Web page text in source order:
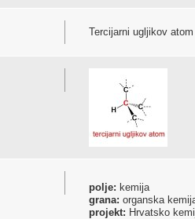
Tercijarni ugljikov
polje: kemija
grana: organska
projekt: Hrvatsko